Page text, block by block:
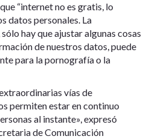
“internet no es gratis, lo
datos personales. La
hay que ajustar algunas cosas
de nuestros datos, puede
para la pornografía o la
vías de
permiten estar en continuo
al instante», expresó
de Comunicación